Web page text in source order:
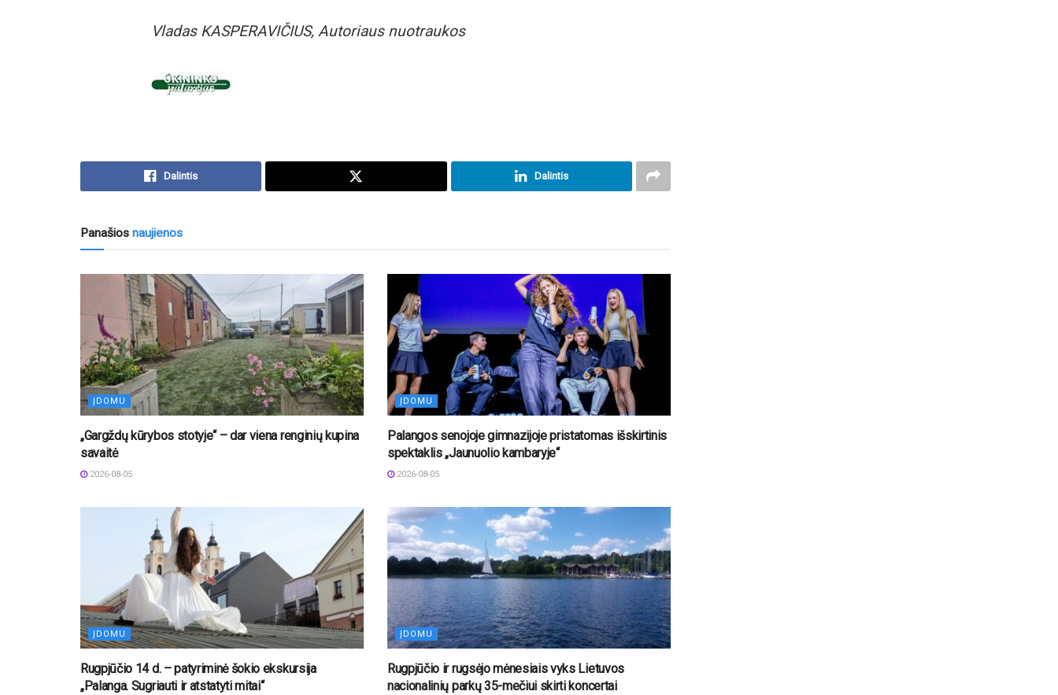
Vladas KASPERAVIČIUS, Autoriaus nuotraukos
Dalintis Dalintis
Panašios naujienos
ĮDOMU
„Gargždų kūrybos stotyje“ – dar viena renginių kupina
savaitė
2026-08-05
ĮDOMU
Palangos senojoje gimnazijoje pristatomas išskirtinis
spektaklis „Jaunuolio kambaryje“
2026-08-05
ĮDOMU
Rugpjūčio 14 d. – patyriminė šokio ekskursija
„Palanga. Sugriauti ir atstatyti mitai“
ĮDOMU
Rugpjūčio ir rugsėjo mėnesiais vyks Lietuvos
nacionalinių parkų 35-mečiui skirti koncertai